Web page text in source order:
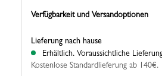
Verfügbarkeit und Versandoptionen
Lieferung nach hause
Erhältlich. Voraussichtliche
Kostenlose Standardlieferung ab 140€.